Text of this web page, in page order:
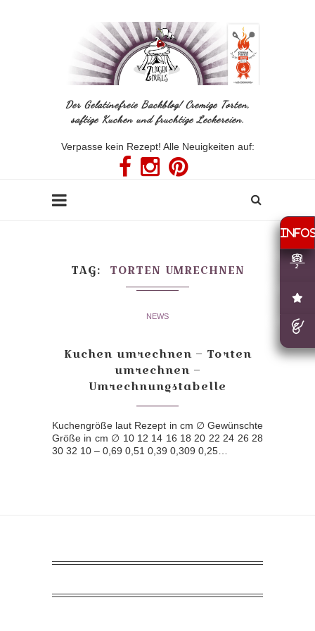
Der Gelatinefreie Backblog! Cremige Torten,
saftige Kuchen und fruchtige Leckereien.
Verpasse kein Rezept! Alle Neuigkeiten auf:
TAG TORTEN UMRECHNEN
NEWS
Kuchen umrechnen – Torten
umrechnen –
Umrechnungstabelle
Kuchengröße laut Rezept in cm ∅ Gewünschte
Größe in cm ∅ 10 12 14 16 18 20 22 24 26 28
30 32 10 – 0,69 0,51 0,39 0,309 0,25…